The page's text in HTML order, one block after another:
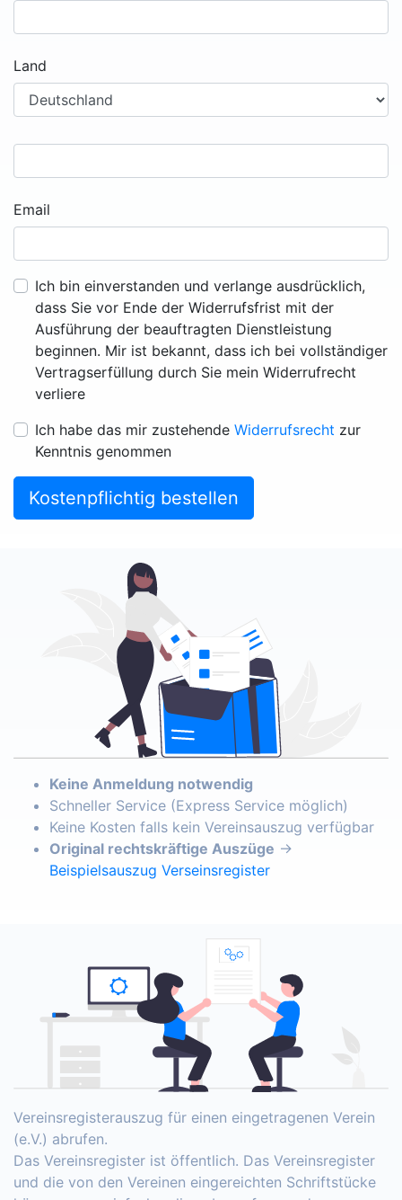
Land
Email
Ich bin einverstanden und verlange ausdrücklich,
dass Sie vor Ende der Widerrufsfrist mit der
Ausführung der beauftragten Dienstleistung
beginnen. Mir ist bekannt, dass ich bei vollständiger
Vertragserfüllung durch Sie mein Widerrufrecht
verliere
Ich habe das mir zustehende Widerrufsrecht zur
Kenntnis genommen
Kostenpflichtig bestellen
Keine Anmeldung notwendig
Schneller Service (Express Service möglich)
Keine Kosten falls kein Vereinsauszug verfügbar
Original rechtskräftige Auszüge →
Beispielsauszug Verseinsregister
Vereinsregisterauszug für einen eingetragenen Verein
(e.V.) abrufen.
Das Vereinsregister ist öffentlich. Das Vereinsregister
und die von den Vereinen eingereichten Schriftstücke